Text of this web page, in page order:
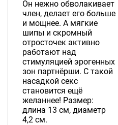
Он нежно обволакивает
член, делает его больше
и мощнее. А мягкие
шипы и скромный
отросточек активно
работают над
стимуляцией эрогенных
зон партнёрши. С такой
насадкой секс
становится ещё
желаннее! Размер:
длина 13 см, диаметр
4,2 см.